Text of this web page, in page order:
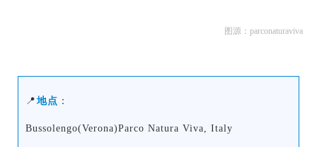
图源：parconaturaviva
📍 地点 ：
Bussolengo(Verona)Parco Natura Viva, Italy